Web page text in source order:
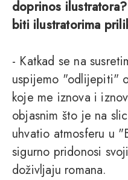
doprinos
biti ilustratorima
- Katkad se na
uspijemo "odlijepiti"
koje me iznova i
objasnim što je na
uhvatio atmosferu u
sigurno pridonosi
doživljaju romana.